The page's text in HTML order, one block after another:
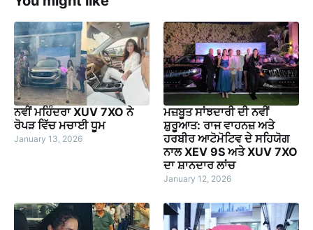
ਨਵੀਂ ਮਹਿੰਦਰਾ XUV 7XO ਨੇ
ਰੋਪੜ ਵਿੱਚ ਮਚਾਈ ਧੂਮ
January 13, 2026
ਮਜ਼ਬੂਤ ਸਾਂਝਦਾਰੀ ਦੀ ਨਵੀਂ
ਸ਼ੁਰੂਆਤ: ਰਾਜ ਵਾਹਨਜ਼ ਅਤੇ
ਹਰਬੀਰ ਆਟੋਮੋਟਿਵ ਦੇ ਸਹਿਯੋਗ
ਨਾਲ XEV 9S ਅਤੇ XUV 7XO
ਦਾ ਸ਼ਾਨਦਾਰ ਲਾਂਚ
January 12, 2026